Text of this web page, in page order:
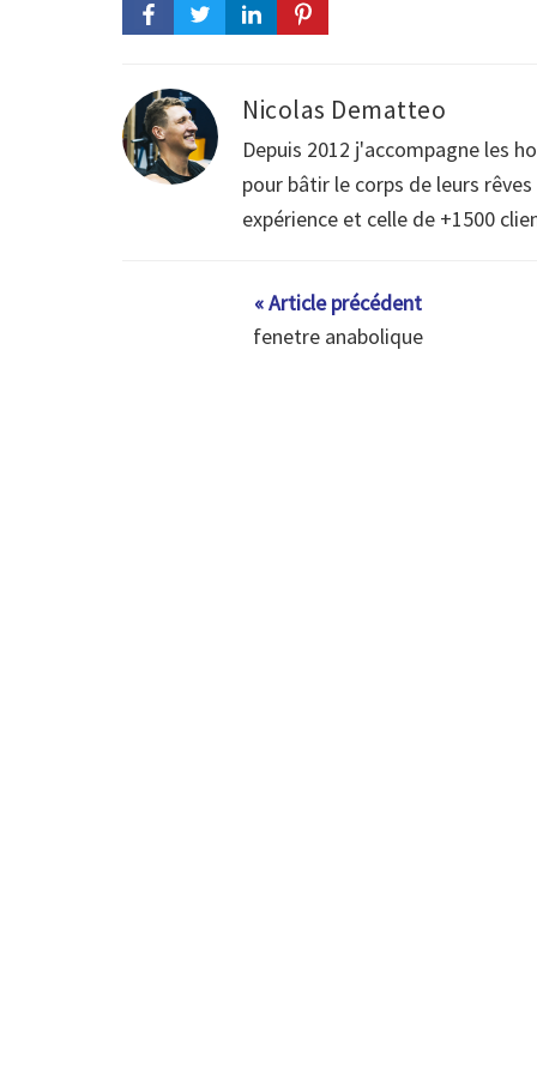
Nicolas Dematteo
Depuis 2012 j'accompagne les
pour bâtir le corps de leurs
expérience et celle de +1500
« Article précédent
fenetre anabolique